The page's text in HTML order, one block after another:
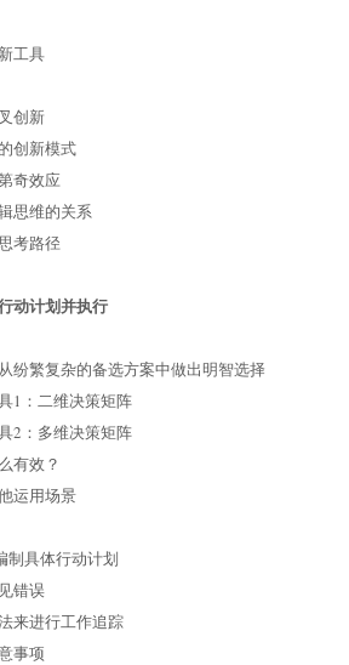
工具
创新
创新模式
奇效应
思维的关系
考路径
动计划并执行
纷繁复杂的备选方案中做出明智选择
1：二维决策矩阵
2：多维决策矩阵
有效？
运用场景
制具体行动计划
错误
来进行工作追踪
事项